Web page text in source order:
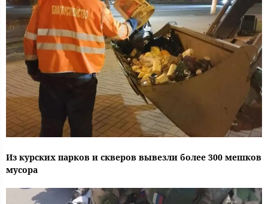
Из курских парков и скверов вывезли более 300 мешков
мусора